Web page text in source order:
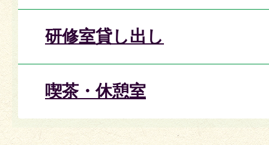
研修室貸し出し
喫茶・休憩室